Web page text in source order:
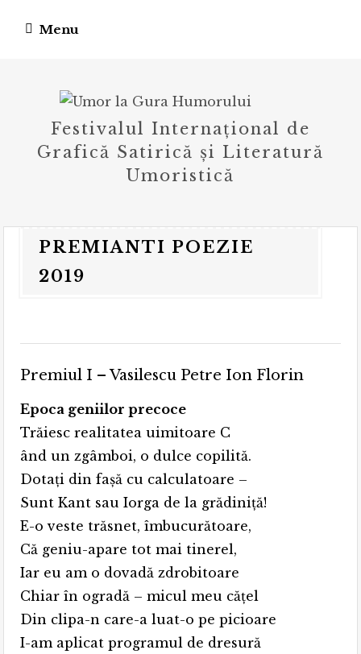
Menu
Festivalul Internațional de
Grafică Satirică și Literatură
Umoristică
PREMIANTI POEZIE
2019
Premiul I – Vasilescu Petre Ion Florin
Epoca geniilor precoce
Trăiesc realitatea uimitoare C
ând un zgâmboi, o dulce copilită.
Dotaţi din faşă cu calculatoare –
Sunt Kant sau Iorga de la grădiniţă!
E-o veste trăsnet, îmbucurătoare,
Că geniu-apare tot mai tinerel,
Iar eu am o dovadă zdrobitoare
Chiar în ogradă – micul meu căţel
Din clipa-n care-a luat-o pe picioare
I-am aplicat programul de dresură